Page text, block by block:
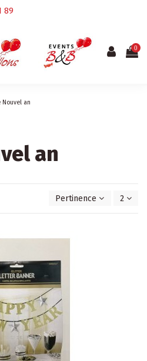
89
0
Nouvel an
an
Pertinence 2